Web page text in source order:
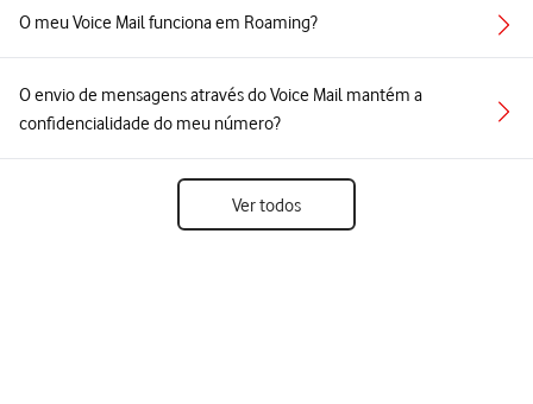
O meu Voice Mail funciona em Roaming?
O envio de mensagens através do Voice Mail mantém a
confidencialidade do meu número?
Ver todos